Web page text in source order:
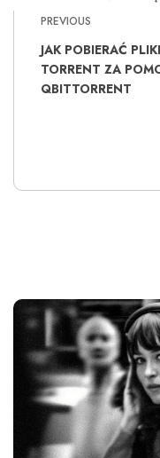
PREVIOUS
JAK POBIERAĆ PLIKI
TORRENT ZA
QBITTORRENT